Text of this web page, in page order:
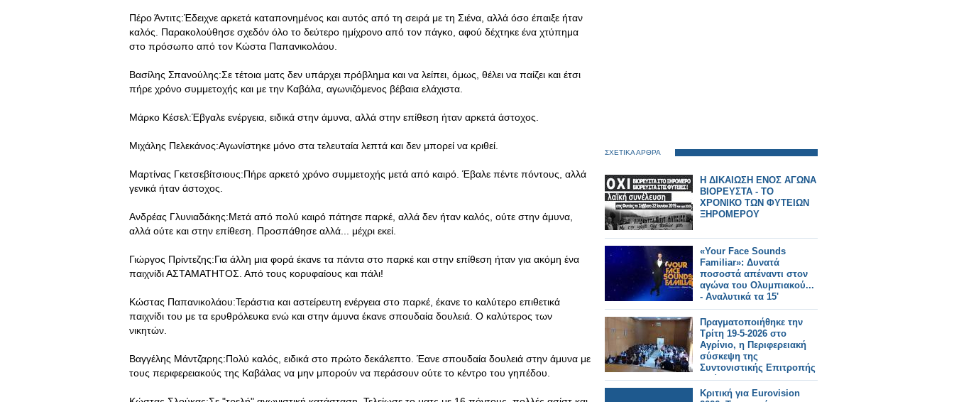
Πέρο Άντιτς:Έδειχνε αρκετά καταπονημένος και αυτός από τη σειρά με τη Σιένα, αλλά όσο έπαιξε ήταν
καλός. Παρακολούθησε σχεδόν όλο το δεύτερο ημίχρονο από τον πάγκο, αφού δέχτηκε ένα χτύπημα
στο πρόσωπο από τον Κώστα Παπανικολάου.
Βασίλης Σπανούλης:Σε τέτοια ματς δεν υπάρχει πρόβλημα και να λείπει, όμως, θέλει να παίζει και έτσι
πήρε χρόνο συμμετοχής και με την Καβάλα, αγωνιζόμενος βέβαια ελάχιστα.
Μάρκο Κέσελ:Έβγαλε ενέργεια, ειδικά στην άμυνα, αλλά στην επίθεση ήταν αρκετά άστοχος.
Μιχάλης Πελεκάνος:Αγωνίστηκε μόνο στα τελευταία λεπτά και δεν μπορεί να κριθεί.
Μαρτίνας Γκετσεβίτσιους:Πήρε αρκετό χρόνο συμμετοχής μετά από καιρό. Έβαλε πέντε πόντους, αλλά
γενικά ήταν άστοχος.
Ανδρέας Γλυνιαδάκης:Μετά από πολύ καιρό πάτησε παρκέ, αλλά δεν ήταν καλός, ούτε στην άμυνα,
αλλά ούτε και στην επίθεση. Προσπάθησε αλλά... μέχρι εκεί.
Γιώργος Πρίντεζης:Για άλλη μια φορά έκανε τα πάντα στο παρκέ και στην επίθεση ήταν για ακόμη ένα
παιχνίδι ΑΣΤΑΜΑΤΗΤΟΣ. Από τους κορυφαίους και πάλι!
Κώστας Παπανικολάου:Τεράστια και αστείρευτη ενέργεια στο παρκέ, έκανε το καλύτερο επιθετικά
παιχνίδι του με τα ερυθρόλευκα ενώ και στην άμυνα έκανε σπουδαία δουλειά. Ο καλύτερος των
νικητών.
Βαγγέλης Μάντζαρης:Πολύ καλός, ειδικά στο πρώτο δεκάλεπτο. Έανε σπουδαία δουλειά στην άμυνα με
τους περιφερειακούς της Καβάλας να μην μπορούν να περάσουν ούτε το κέντρο του γηπέδου.
ΣΧΕΤΙΚΑ ΑΡΘΡΑ
Η ΔΙΚΑΙΩΣΗ ΕΝΟΣ ΑΓΩΝΑ
ΒΙΟΡΕΥΣΤΑ - ΤΟ
ΧΡΟΝΙΚΟ ΤΩΝ ΦΥΤΕΙΩΝ
ΞΗΡΟΜΕΡΟΥ
«Your Face Sounds
Familiar»: Δυνατά
ποσοστά απέναντι στον
αγώνα του Ολυμπιακού...
- Αναλυτικά τα 15'
Πραγματοποιήθηκε την
Τρίτη 19-5-2026 στο
Αγρίνιο, η Περιφερειακή
σύσκεψη της
Συντονιστικής Επιτροπής
Αγώνα (Σ.Ε.Α) των
συνταξιουχικων
Κριτική για Eurovision